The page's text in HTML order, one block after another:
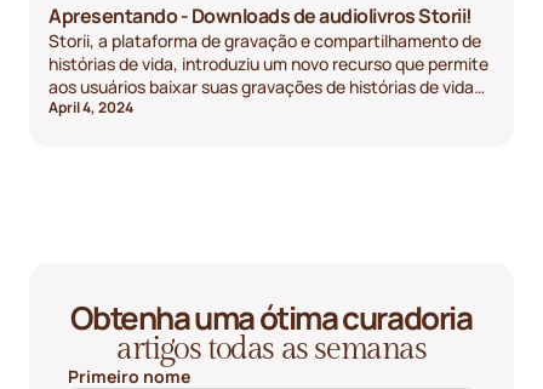
Apresentando - Downloads de audiolivros Storii!
Storii, a plataforma de gravação e compartilhamento de
histórias de vida, introduziu um novo recurso que permite
aos usuários baixar suas gravações de histórias de vida
como audiolivros, proporcionando-lhes maior
April 4, 2024
Obtenha uma ótima curadoria
artigos todas as semanas
Primeiro nome